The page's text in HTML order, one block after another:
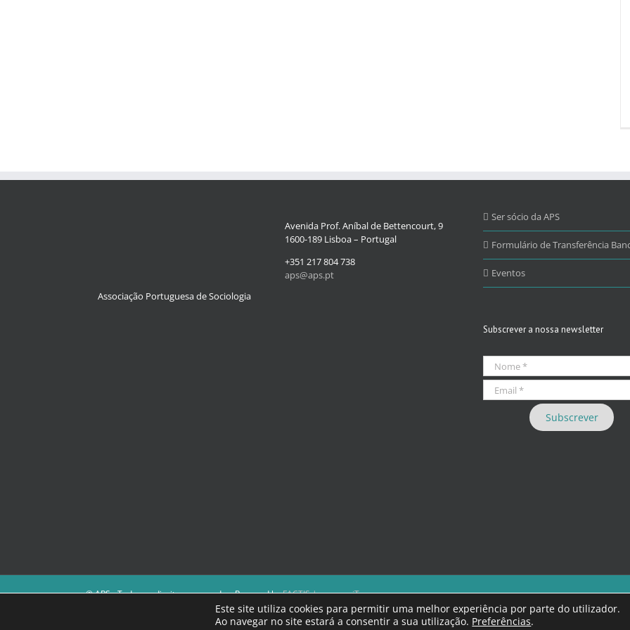
Associação Portuguesa de Sociologia
Avenida Prof. Aníbal de Bettencourt, 9
1600-189 Lisboa – Portugal
+351 217 804 738
aps@aps.pt
Ser sócio da APS
Formulário de Transferência
Eventos
Subscrever a nossa newsletter
© APS - Todos os direitos reservados. Powered byFACTIS | we care iT
A Direção da APS reserva-se o direito de não publicar conteúdos que violem as leis nacionais.
Os textos assinados e as imagens depositadas são da inteira responsabilidade dos autores.
Este site utiliza cookies para permitir uma melhor experiência por parte do utilizador.
Ao navegar no site estará a consentir a sua utilização. Preferências.